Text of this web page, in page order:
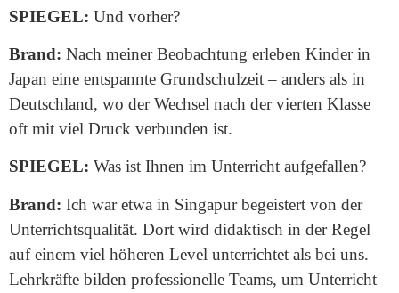
SPIEGEL: Und vorher?
Brand: Nach meiner Beobachtung erleben Kinder in
Japan eine entspannte Grundschulzeit – anders als in
Deutschland, wo der Wechsel nach der vierten Klasse
oft mit viel Druck verbunden ist.
SPIEGEL: Was ist Ihnen im Unterricht aufgefallen?
Brand: Ich war etwa in Singapur begeistert von der
Unterrichtsqualität. Dort wird didaktisch in der Regel
auf einem viel höheren Level unterrichtet als bei uns.
Lehrkräfte bilden professionelle Teams, um Unterricht